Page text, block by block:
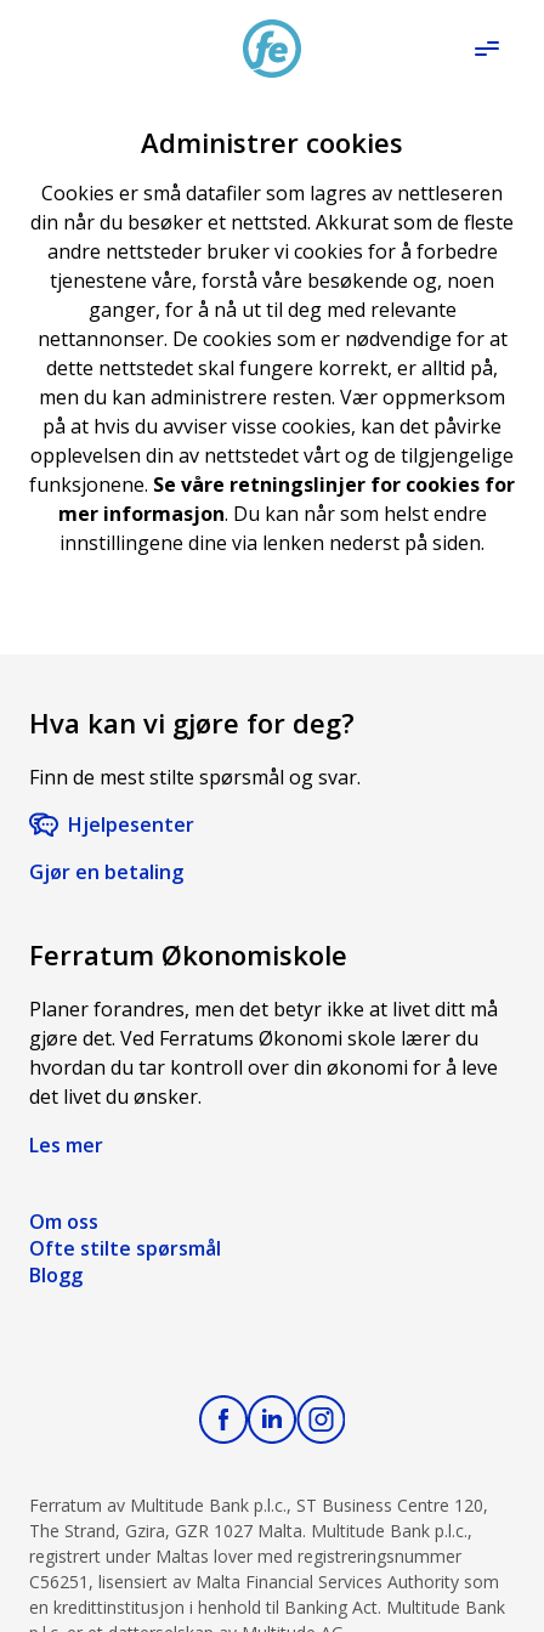
Administrer cookies
Cookies er små datafiler som lagres av nettleseren
din når du besøker et nettsted. Akkurat som de fleste
andre nettsteder bruker vi cookies for å forbedre
tjenestene våre, forstå våre besøkende og, noen
ganger, for å nå ut til deg med relevante
nettannonser. De cookies som er nødvendige for at
dette nettstedet skal fungere korrekt, er alltid på,
men du kan administrere resten. Vær oppmerksom
på at hvis du avviser visse cookies, kan det påvirke
opplevelsen din av nettstedet vårt og de tilgjengelige
funksjonene. Se våre retningslinjer for cookies for
mer informasjon. Du kan når som helst endre
innstillingene dine via lenken nederst på siden.
Hva kan vi gjøre for deg?
Finn de mest stilte spørsmål og svar.
Hjelpesenter
Gjør en betaling
Ferratum Økonomiskole
Planer forandres, men det betyr ikke at livet ditt må
gjøre det. Ved Ferratums Økonomi skole lærer du
hvordan du tar kontroll over din økonomi for å leve
det livet du ønsker.
Les mer
Om oss
Ofte stilte spørsmål
Blogg
Ferratum av Multitude Bank p.l.c., ST Business Centre 120,
The Strand, Gzira, GZR 1027 Malta. Multitude Bank p.l.c.,
registrert under Maltas lover med registreringsnummer
C56251, lisensiert av Malta Financial Services Authority som
en kredittinstitusjon i henhold til Banking Act. Multitude Bank